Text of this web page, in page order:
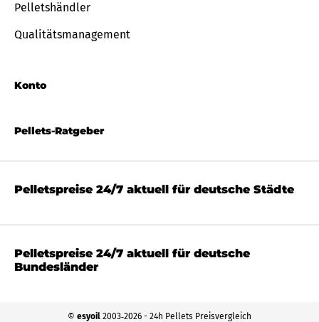
Pellets-Ratgeber
Pelletshändler
Qualitätsmanagement
Konto
Pelletspreise 24/7 aktuell für deutsche Städte
Pelletspreise 24/7 aktuell für deutsche
Bundesländer
© esyoil 2003‐2026 - 24h Pellets Preisvergleich